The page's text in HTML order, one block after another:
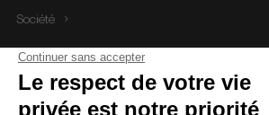
+33 3 88 15 24 24
Société
Suivez-nous